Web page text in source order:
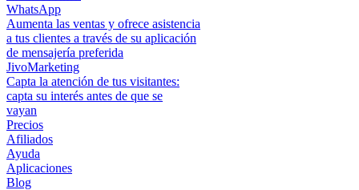
WhatsApp
Aumenta las ventas y ofrece asistencia
a tus clientes a través de su aplicación
de mensajería preferida
JivoMarketing
Capta la atención de tus visitantes:
capta su interés antes de que se
vayan
Precios
Afiliados
Ayuda
Aplicaciones
Blog